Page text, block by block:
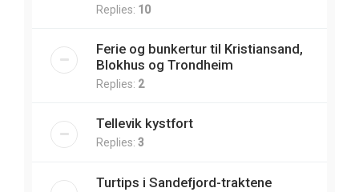
Replies: 10
Ferie og bunkertur til Kristiansand,
Blokhus og Trondheim
Replies: 2
Tellevik kystfort
Replies: 3
Turtips i Sandefjord-traktene